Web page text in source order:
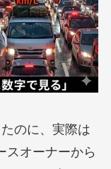
のに、実際は
オーナーから